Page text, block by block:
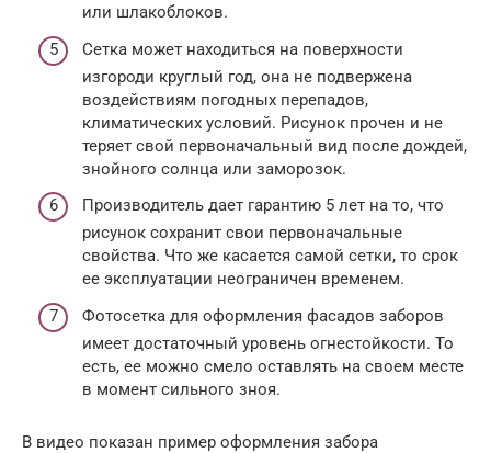
или шлакоблоков.
Сетка может находиться на поверхности
изгороди круглый год, она не подвержена
воздействиям погодных перепадов,
климатических условий. Рисунок прочен и не
теряет свой первоначальный вид после дождей,
знойного солнца или заморозок.
Производитель дает гарантию 5 лет на то, что
рисунок сохранит свои первоначальные
свойства. Что же касается самой сетки, то срок
ее эксплуатации неограничен временем.
Фотосетка для оформления фасадов заборов
имеет достаточный уровень огнестойкости. То
есть, ее можно смело оставлять на своем месте
в момент сильного зноя.
В видео показан пример оформления забора